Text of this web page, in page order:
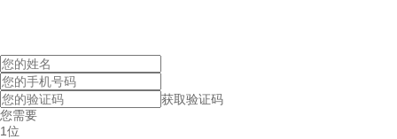
获取验证码
您需要
1位